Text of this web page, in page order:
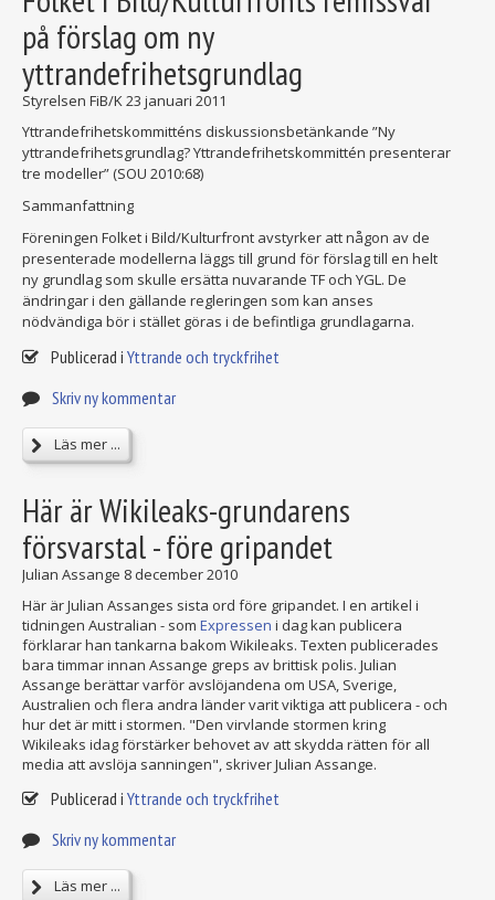
på förslag om ny
yttrandefrihetsgrundlag
Styrelsen FiB/K23 januari 2011
Yttrandefrihetskommitténs diskussionsbetänkande ”Ny
yttrandefrihetsgrundlag? Yttrandefrihetskommittén presenterar
tre modeller” (SOU 2010:68)
Sammanfattning
Föreningen Folket i Bild/Kulturfront avstyrker att någon av de
presenterade modellerna läggs till grund för förslag till en helt
ny grundlag som skulle ersätta nuvarande TF och YGL. De
ändringar i den gällande regleringen som kan anses
nödvändiga bör i stället göras i de befintliga grundlagarna.
Publicerad i Yttrande och tryckfrihet
Skriv ny kommentar
Läs mer ...
Här är Wikileaks-grundarens
försvarstal - före gripandet
Julian Assange 8 december 2010
Här är Julian Assanges sista ord före gripandet. I en artikel i
tidningen Australian - som Expressen i dag kan publicera
förklarar han tankarna bakom Wikileaks. Texten publicerades
bara timmar innan Assange greps av brittisk polis. Julian
Assange berättar varför avslöjandena om USA, Sverige,
Australien och flera andra länder varit viktiga att publicera - och
hur det är mitt i stormen. "Den virvlande stormen kring
Wikileaks idag förstärker behovet av att skydda rätten för all
media att avslöja sanningen", skriver Julian Assange.
Publicerad i Yttrande och tryckfrihet
Skriv ny kommentar
Läs mer ...